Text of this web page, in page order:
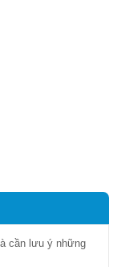
cần lưu ý những